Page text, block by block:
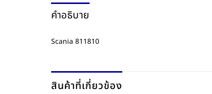
คำอธิบาย
Scania 811810
สินค้าที่เกี่ยวข้อง